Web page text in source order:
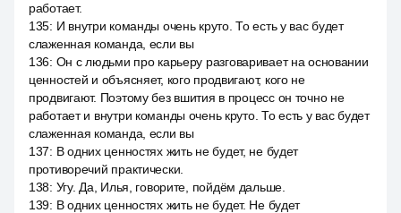
работает.
135: И внутри команды очень круто. То есть у вас будет
слаженная команда, если вы
136: Он с людьми про карьеру разговаривает на основании
ценностей и объясняет, кого продвигают, кого не
продвигают. Поэтому без вшития в процесс он точно не
работает и внутри команды очень круто. То есть у вас будет
слаженная команда, если вы
137: В одних ценностях жить не будет, не будет
противоречий практически.
138: Угу. Да, Илья, говорите, пойдём дальше.
139: В одних ценностях жить не будет. Не будет